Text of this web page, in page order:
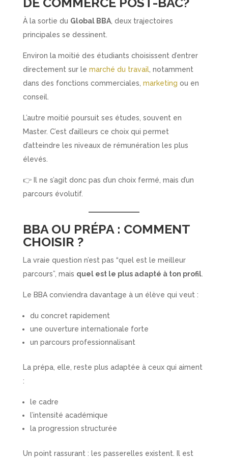
À la sortie du Global BBA, deux trajectoires
principales se dessinent.
Environ la moitié des étudiants choisissent d’entrer
directement sur le marché du travail, notamment
dans des fonctions commerciales, marketing ou en
conseil.
L’autre moitié poursuit ses études, souvent en
Master. C’est d’ailleurs ce choix qui permet
d’atteindre les niveaux de rémunération les plus
élevés.
👉 Il ne s’agit donc pas d’un choix fermé, mais d’un
parcours évolutif.
BBA OU PRÉPA : COMMENT
CHOISIR ?
La vraie question n’est pas “quel est le meilleur
parcours”, mais quel est le plus adapté à ton profil.
Le BBA conviendra davantage à un élève qui veut :
du concret rapidement
une ouverture internationale forte
un parcours professionnalisant
La prépa, elle, reste plus adaptée à ceux qui aiment
:
le cadre
l’intensité académique
la progression structurée
Un point rassurant : les passerelles existent. Il est